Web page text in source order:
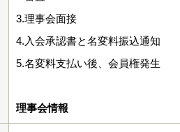
3.理事会面接
4.入会承認書と名変料振込通知
5.名変料支払い後、会員権発生
理事会情報